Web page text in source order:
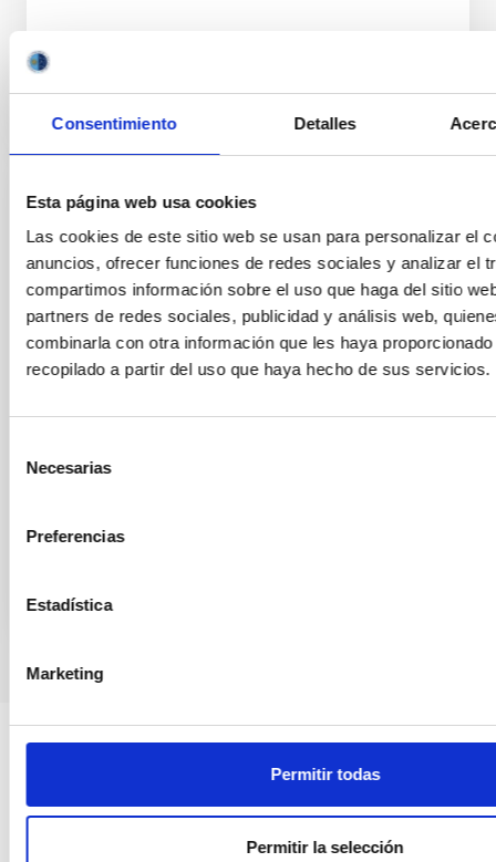
Consentimiento Detalles
Esta página web usa cookies
Las cookies de este sitio web se usan para personalizar el
anuncios, ofrecer funciones de redes sociales y analizar el
compartimos información sobre el uso que haga del sitio
partners de redes sociales, publicidad y análisis web,
combinarla con otra información que les haya
recopilado a partir del uso que haya hecho de sus servicios.
Necesarias
Preferencias
Estadística
Marketing
Permitir todas
Permitir la selección
TESIS
A 3D VIEW OF AGN TRIGGERING
Active galaxies are these showing strong emission coming
the case of normal galaxies the nuclear emission has a stellar
into a super-massive black hole (SMBH). Although only a
galaxies in the nearby Universe
HTTPS://WWW.EDUCACION.GOB.ES/TESEO/